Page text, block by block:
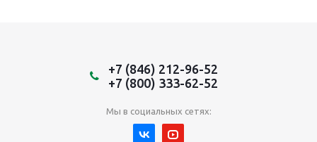
+7 (846) 212-96-52
+7 (800) 333-62-52
Мы в социальных сетях: